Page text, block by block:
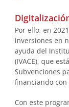
Por ello, en
inversiones en
ayuda del
(IVACE), que
Subvenciones
financiando con
Con este